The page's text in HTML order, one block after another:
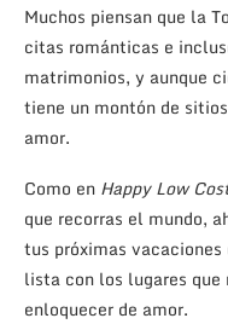
Muchos piensan que la
citas románticas e
matrimonios, y aunque
tiene un montón de
amor.
Como en Happy Low
que recorras el mundo,
tus próximas
lista con los lugares que
enloquecer de amor.